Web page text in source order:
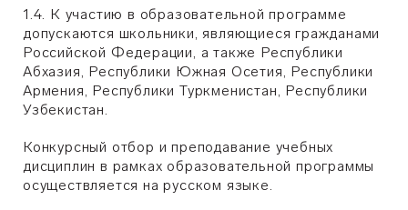
1.4. К участию в образовательной программе
допускаются школьники, являющиеся гражданами
Российской Федерации, а также Республики
Абхазия, Республики Южная Осетия, Республики
Армения, Республики Туркменистан, Республики
Узбекистан.
Конкурсный отбор и преподавание учебных
дисциплин в рамках образовательной программы
осуществляется на русском языке.